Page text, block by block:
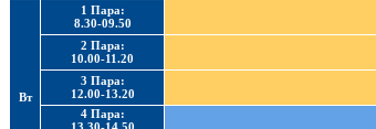
Вт
1 Пара:
8.30-09.50
2 Пара:
10.00-11.20
3 Пара:
12.00-13.20
4 Пара: